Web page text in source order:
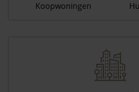
Koopwoningen